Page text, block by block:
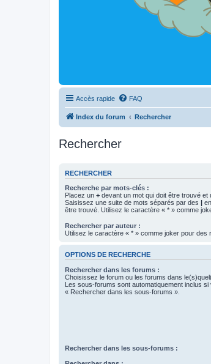
Accès rapide FAQ
Index du forum Rechercher
Rechercher
RECHERCHER
Recherche par mots-clés :
Placez un + devant un mot qui doit être trouvé et
Saisissez une suite de mots séparés par des |
être trouvé. Utilisez le caractère « * » comme
Rechercher par auteur :
Utilisez le caractère « * » comme joker pour des
OPTIONS DE RECHERCHE
Rechercher dans les forums :
Choisissez le forum ou les forums dans
Les sous-forums sont automatiquement inclus
« Rechercher dans les sous-forums ».
Rechercher dans les sous-forums :